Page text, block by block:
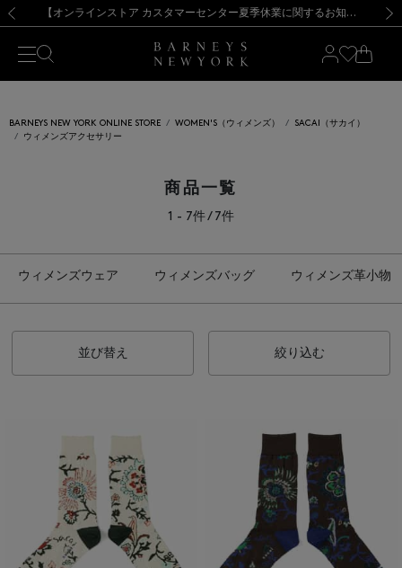
新規登録のお客様も対象！＜MY BARNEYS＞会員のお客様は11,000円（税込）以上のお買上げで常時送料無料！お買い物の際は会員登録を！
【夏季休業に伴う出荷一時停止のお知らせ】(2026.8.7) 【オンラインストア カスタマーセンター夏季休業に関するお知らせ】（2026.8.7）
【夏季休業に伴う返品・交換承り一時停止のお知らせ】（2026.8.5）
熊本県を中心とした地震の影響によるお荷物のお届けについて
【開催中】SUMMER SALEのご案内・ご注意事項 新規登録のお客様も対象！＜MY BARNEYS＞会員のお客様は11,000円（税込）以上のお買上げで常時送料無料！お買い物の際は会員登録を！
【夏季休業に伴う出荷一時停止のお知らせ】(2026.8.7)
BARNEYS NEW YORK ONLINE STORE WOMEN'S（ウィメンズ）
SACAI（サカイ）
ウィメンズアクセサリー
商品一覧
1 - 7件 / 7件
ウィメンズウェア ウィメンズバッグ ウィメンズ革小物
並び替え 絞り込む